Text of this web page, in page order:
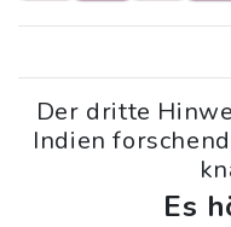
Der dritte
Indien
Es